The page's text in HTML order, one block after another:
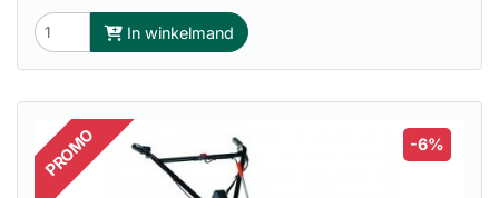
In winkelmand
PROMO -6%